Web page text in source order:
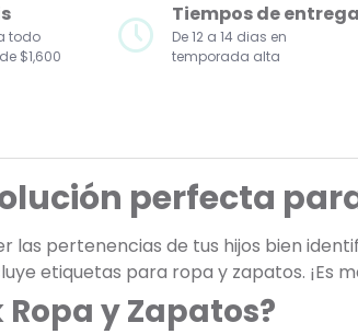
todo
$1,600
Tiempos de entrega
De 12 a 14 dias en
temporada alta
perfecta
las pertenencias de tus hijos bien
etiquetas para ropa y zapatos. ¡Es
y Zapatos?